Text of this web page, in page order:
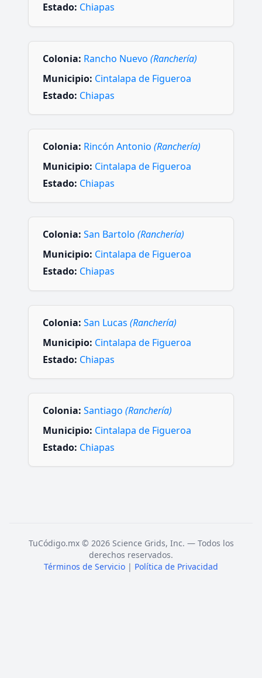
Estado: Chiapas
Colonia: Rancho Nuevo (Ranchería)
Municipio: Cintalapa de Figueroa
Estado: Chiapas
Colonia: Rincón Antonio (Ranchería)
Municipio: Cintalapa de Figueroa
Estado: Chiapas
Colonia: San Bartolo (Ranchería)
Municipio: Cintalapa de Figueroa
Estado: Chiapas
Colonia: San Lucas (Ranchería)
Municipio: Cintalapa de Figueroa
Estado: Chiapas
Colonia: Santiago (Ranchería)
Municipio: Cintalapa de Figueroa
Estado: Chiapas
TuCódigo.mx © 2026 Science Grids, Inc. — Todos los
derechos reservados.
Términos de Servicio | Política de Privacidad